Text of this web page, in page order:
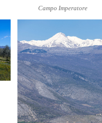
Campo Imperatore